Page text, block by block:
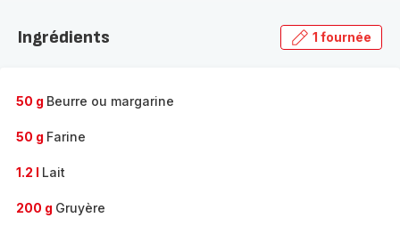
gamme
Ingrédients 1 fournée
50 g Beurre ou margarine
50 g Farine
1.2 l Lait
200 g Gruyère